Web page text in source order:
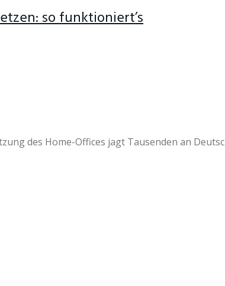
so funktioniert’s
des Home-Offices jagt Tausenden an